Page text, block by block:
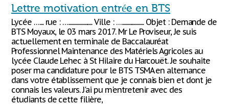
Lettre motivation entrée en BTS
Lycée ….... rue : …........................ Ville : …...................... Objet : Demande de
BTS Moyaux, le 03 mars 2017. Mr Le Proviseur, Je suis
actuellement en terminale de Baccalauréat
Professionnel Maintenance des Matériels Agricoles au
lycée Claude Lehec à St Hilaire du Harcouët. Je souhaite
poser ma candidature pour le BTS TSMA en alternance
dans votre établissement que je connais bien et dont je
connais les valeurs. J'ai pu m'entretenir avec des
étudiants de cette filière,